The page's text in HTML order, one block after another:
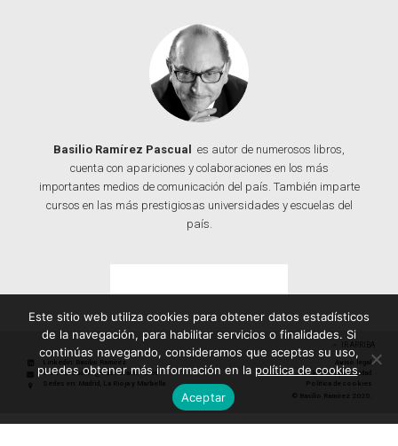
Basilio Ramírez Pascual
es autor de numerosos libros,
cuenta con apariciones y colaboraciones en los más
importantes medios de comunicación del país. También imparte
cursos en las más prestigiosas universidades y escuelas del
país.
IR ARRIBA
Linkedin: Basilio Ramírez
Correo: basilio@basilioramirez.es
Sedes en: Madrid, La Rioja y Marbella
Aviso legal
Política de privacidad
Política de cookies
© Basilio Ramírez 2020.
Este sitio web utiliza cookies para obtener datos estadísticos
de la navegación, para habilitar servicios o finalidades. Si
continúas navegando, consideramos que aceptas su uso,
puedes obtener más información en la política de cookies.
Aceptar